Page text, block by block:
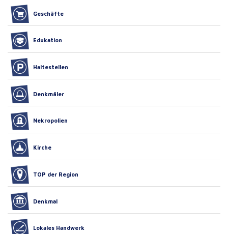
Geschäfte
Edukation
Haltestellen
Denkmäler
Nekropolien
Kirche
TOP der Region
Denkmal
Lokales Handwerk